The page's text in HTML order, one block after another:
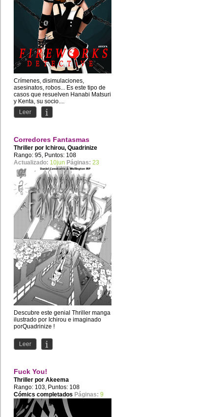
Crímenes, disimulaciones,
asesinatos, robos... Es este tipo de
casos que resuelven Hanabi Matsuri
y Kenta, su socio....
Leer
Corredores Fantasmas
Thriller por Ichirou, Quadrinize
Rango: 95, Puntos: 108
Actualizado: 10jun Páginas: 23
Descubre este genial Thriller manga
ilustrado por Ichirou e imaginado
porQuadrinize !
Leer
Fuck You!
Thriller por Akeema
Rango: 103, Puntos: 108
Cómics completados Páginas: 9